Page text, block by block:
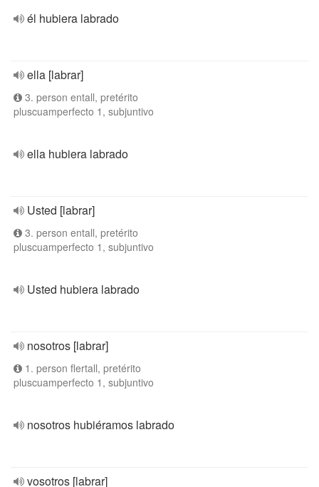
él hubiera labrado
ella [labrar]
3. person entall, pretérito
pluscuamperfecto 1, subjuntivo
ella hubiera labrado
Usted [labrar]
3. person entall, pretérito
pluscuamperfecto 1, subjuntivo
Usted hubiera labrado
nosotros [labrar]
1. person flertall, pretérito
pluscuamperfecto 1, subjuntivo
nosotros hubiéramos labrado
vosotros [labrar]